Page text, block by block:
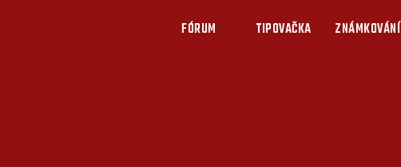
FÓRUM TIPOVAČKA ZNÁMKOVÁNÍ